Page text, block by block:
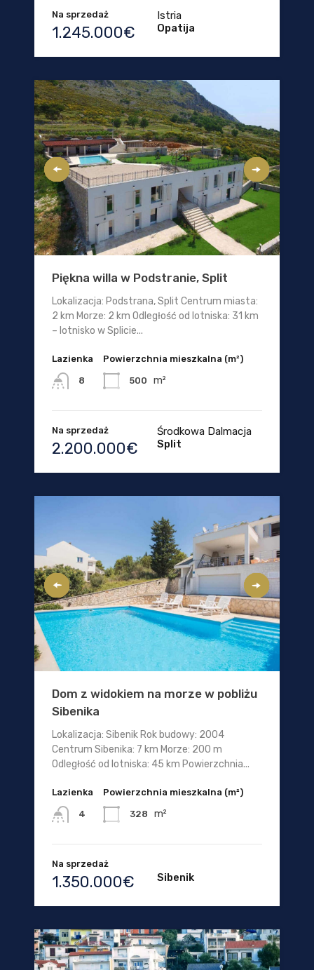
Na sprzedaż
1.245.000€
Istria
Opatija
Piękna willa w Podstranie, Split
Lokalizacja: Podstrana, Split Centrum miasta:
2 km Morze: 2 km Odległość od lotniska: 31 km
– lotnisko w Splicie...
Lazienka
8
Powierzchnia mieszkalna (m²)
500 m²
Na sprzedaż
2.200.000€
Środkowa Dalmacja
Split
Dom z widokiem na morze w pobliżu
Sibenika
Lokalizacja: Sibenik Rok budowy: 2004
Centrum Sibenika: 7 km Morze: 200 m
Odległość od lotniska: 45 km Powierzchnia...
Lazienka
4
Powierzchnia mieszkalna (m²)
328 m²
Na sprzedaż
1.350.000€ Sibenik